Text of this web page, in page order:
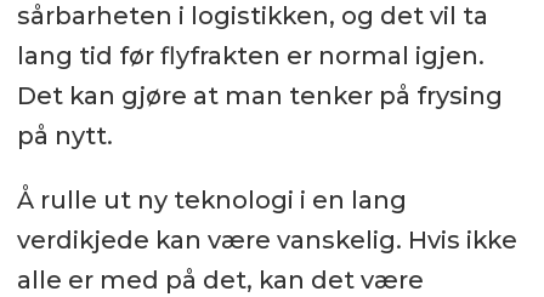
sårbarheten i logistikken, og det vil ta
lang tid før flyfrakten er normal igjen.
Det kan gjøre at man tenker på frysing
på nytt.
Å rulle ut ny teknologi i en lang
verdikjede kan være vanskelig. Hvis ikke
alle er med på det, kan det være